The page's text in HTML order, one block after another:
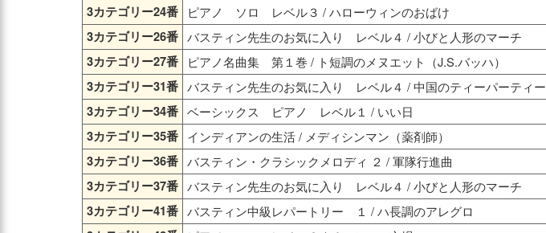
3カテゴリー24番
ピアノ ソロ レベル３ / ハローウィンのおばけ
3カテゴリー26番 バスティン先生のお気に入り レベル４ / 小びと人形のマーチ
3カテゴリー27番
ピアノ名曲集 第１巻 / ト短調のメヌエット（J.S.バッハ）
3カテゴリー31番 バスティン先生のお気に入り レベル４ / 中国のティーパーティー
3カテゴリー34番 ベーシックス ピアノ レベル１ / いい日
3カテゴリー35番 インディアンの生活 / メディシンマン（薬剤師）
3カテゴリー36番 バスティン・クラシックメロディ ２ / 軍隊行進曲
3カテゴリー37番 バスティン先生のお気に入り レベル４ / 小びと人形のマーチ
3カテゴリー41番 バスティン中級レパートリー １ / ハ長調のアレグロ